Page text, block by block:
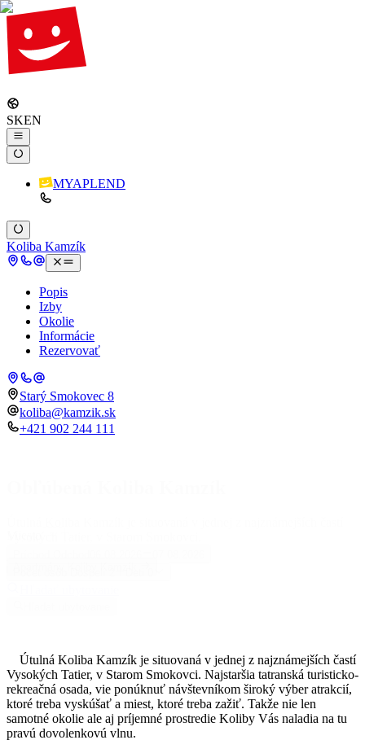
SKEN
MYAPLEND
Koliba Kamzík
Popis
Izby
Okolie
Informácie
Rezervovať
Starý Smokovec 8
koliba@kamzik.sk
+421 902 244 111
Útulná Koliba Kamzík je situovaná v jednej z najznámejších častí
Vysokých Tatier, v Starom Smokovci. Najstaršia tatranská turisticko-
rekreačná osada, vie ponúknuť návštevníkom široký výber atrakcií,
ktoré treba vyskúšať a miest, ktoré treba zažiť. Takže nie len
samotné okolie ale aj príjemné prostredie Koliby Vás naladia na tu
pravú dovolenkovú vlnu.